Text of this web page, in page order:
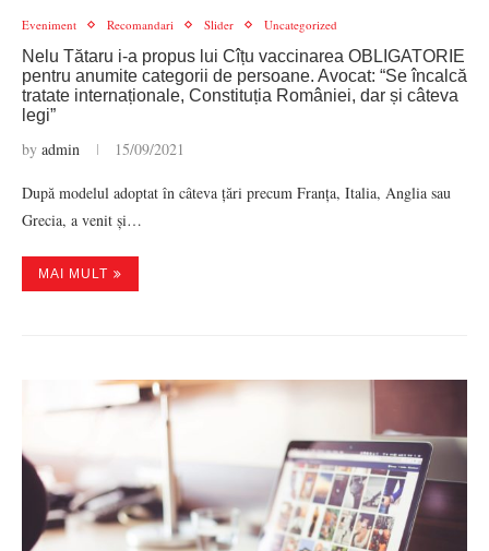
Eveniment Recomandari Slider Uncategorized
Nelu Tătaru i-a propus lui Cîțu vaccinarea OBLIGATORIE
pentru anumite categorii de persoane. Avocat: “Se încalcă
tratate internaționale, Constituția României, dar și câteva
legi”
by admin 15/09/2021
După modelul adoptat în câteva țări precum Franța, Italia, Anglia sau
Grecia, a venit și…
MAI MULT